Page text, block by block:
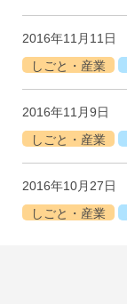
2016年11月11日
しごと・産業
2016年11月9日
しごと・産業
2016年10月27日
しごと・産業